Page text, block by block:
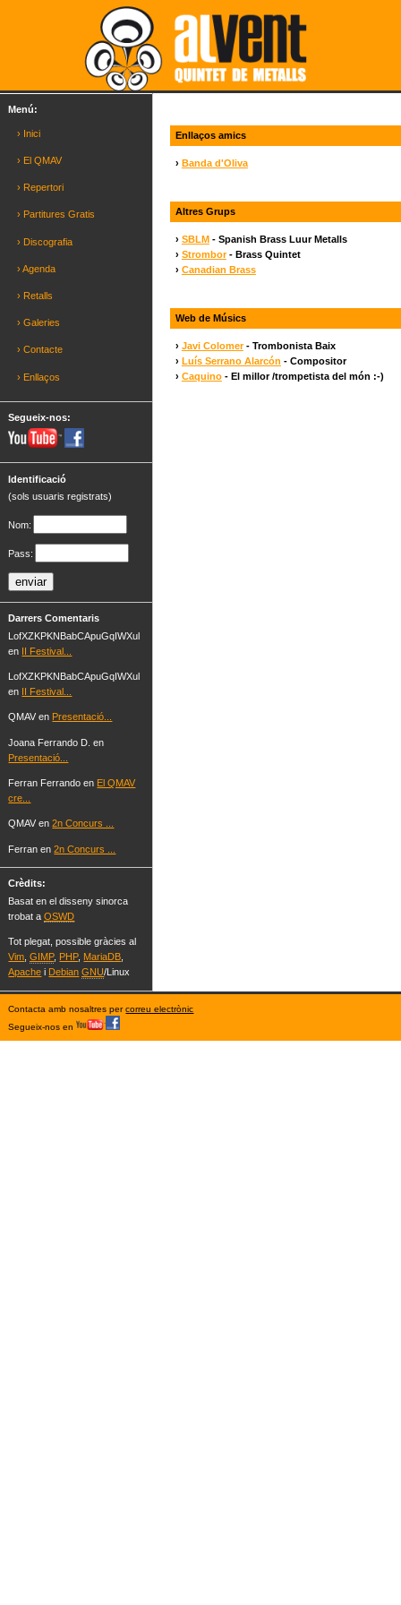
Menú:
› Inici
› El QMAV
› Repertori
› Partitures Gratis
› Discografia
› Agenda
› Retalls
› Galeries
› Contacte
› Enllaços
Segueix-nos:
Identificació
(sols usuaris registrats)
Nom:
Pass:
Darrers Comentaris
LofXZKPKNBabCApuGqIWXul
en II Festival...
LofXZKPKNBabCApuGqIWXul
en II Festival...
QMAV en Presentació...
Joana Ferrando D. en
Presentació...
Ferran Ferrando en El QMAV
cre...
QMAV en2n Concurs ...
Ferran en2n Concurs ...
Crèdits:
Basat en el disseny sinorca
trobat aOSWD
Tot plegat, possible gràcies al
Vim ,GIMP, PHP, MariaDB
Apache i Debian GNU/Linux
Enllaços amics
› Banda d'Oliva
Altres Grups
› SBLM- Spanish Brass Luur Metalls
› Strombor- Brass Quintet
› Canadian Brass
Web de Músics
› Javi Colomer- Trombonista Baix
› Luís Serrano Alarcón - Compositor
› Caquino- El millor /trompetista del món :-)
Contacta amb nosaltres percorreu electrònic
Segueix-nos en